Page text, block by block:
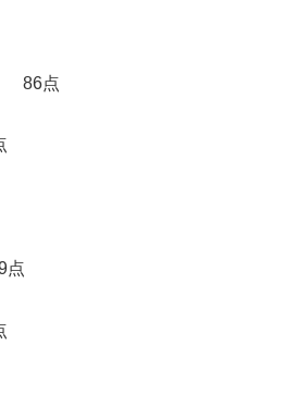
86点
点